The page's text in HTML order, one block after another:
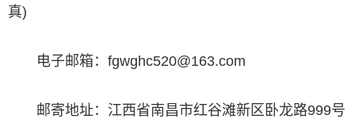
真)
电子邮箱：fgwghc520@163.com
邮寄地址：江西省南昌市红谷滩新区卧龙路999号